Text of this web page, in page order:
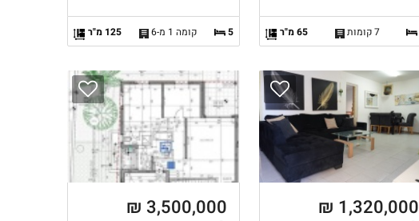
7 קומות 65 מ"ר 5 קומה 1 מ-6 125 מ"ר
1,320,000 ₪
3,500,000 ₪